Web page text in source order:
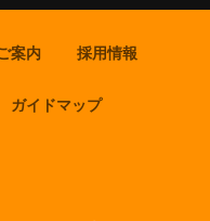
案内 採用情報
ガイドマップ